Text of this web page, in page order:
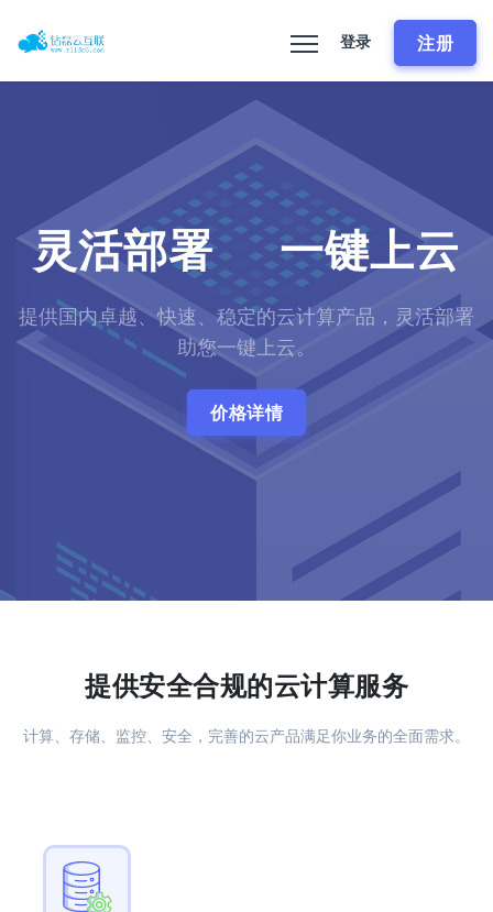
登录 注册
灵活部署 一键上云
提供国内卓越、快速、稳定的云计算产品，灵活部署
助您一键上云。
价格详情
提供安全合规的云计算服务
计算、存储、监控、安全，完善的云产品满足你业务的全面需求。